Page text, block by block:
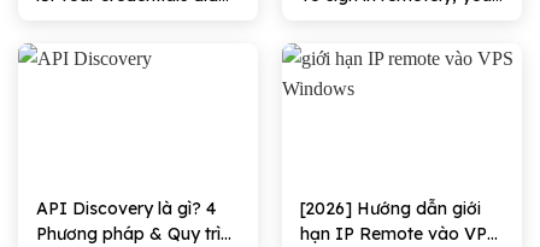
through Remote
Desktop Services hiệu
quả
API Discovery là gì? 4
Phương pháp & Quy trình
[2026] Hướng dẫn giới
hạn IP Remote vào VPS